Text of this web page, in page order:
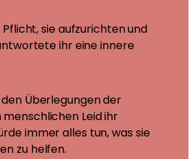
Pflicht, sie aufzurichten und
ihr eine innere
Überlegungen der
Leid ihr
immer alles tun, was sie
zu helfen.